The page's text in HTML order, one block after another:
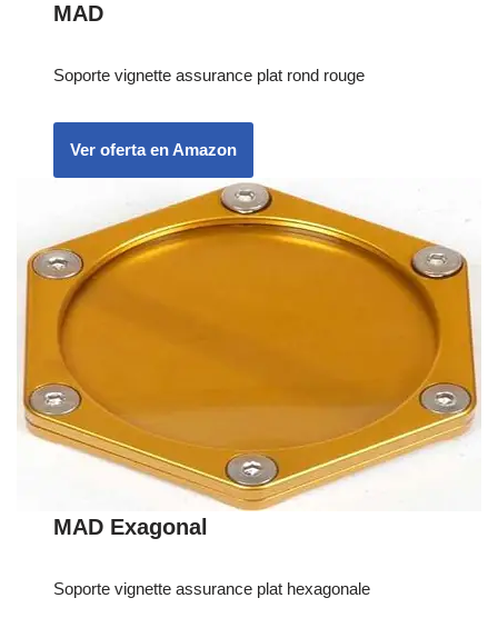
MAD
Soporte vignette assurance plat rond rouge
Ver oferta en Amazon
MAD Exagonal
Soporte vignette assurance plat hexagonale